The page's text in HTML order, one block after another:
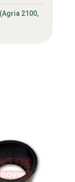
(Agria 2100,